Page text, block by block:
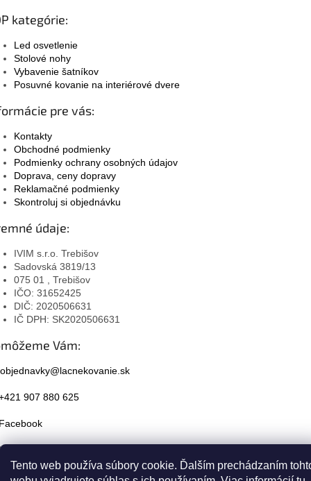
Tento web používa súbory cookie. Ďalším prechádzaním
kategórie:
Led osvetlenie
Stolové nohy
Vybavenie šatníkov
Posuvné kovanie na interiérové dvere
pre vás:
Kontakty
Obchodné podmienky
Podmienky ochrany osobných údajov
Doprava, ceny dopravy
Reklamačné podmienky
Skontroluj si objednávku
údaje:
IVIM s.r.o. Trebišov
Sadovská 3819/13
075 01 , Trebišov
IČO: 31652425
DIČ: 2020506631
IČ DPH: SK2020506631
Vám:
objednavky@lacnekovanie.sk
907 880 625